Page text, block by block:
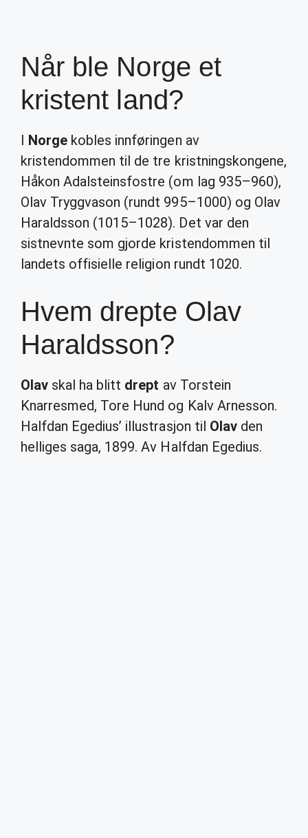
Når ble Norge et
kristent land?
I Norge kobles innføringen av
kristendommen til de tre kristningskongene,
Håkon Adalsteinsfostre (om lag 935–960),
Olav Tryggvason (rundt 995–1000) og Olav
Haraldsson (1015–1028). Det var den
sistnevnte som gjorde kristendommen til
landets offisielle religion rundt 1020.
Hvem drepte Olav
Haraldsson?
Olav skal ha blitt drept av Torstein
Knarresmed, Tore Hund og Kalv Arnesson.
Halfdan Egedius’ illustrasjon til Olavden
helliges saga, 1899. Av Halfdan Egedius.